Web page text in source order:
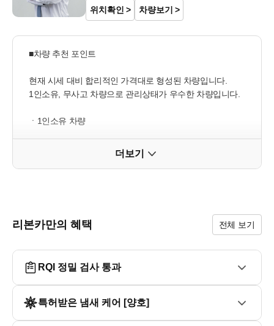
위치확인 차량보기
■차량 추천 포인트
현재 시세 대비 합리적인 가격대로 형성된 차량입니다.
1인소유, 무사고 차량으로 관리상태가 우수한 차량입니다.
ㆍ1인소유 차량
ㆍ준대형 세단의 뛰어난 정숙성과 승차감
① 내비게이션 패키지Ⅰ (108만원) - 8인치 개선 스마트 내
② 스타일링 패키지 (99만원) - 18인치 알로이 휠, 블랙베젤
■ 오시는길
더보기
리본카만의 혜택 전체 보기
RQI 정밀 검사 통과
특허받은 냄새 케어 [양호]